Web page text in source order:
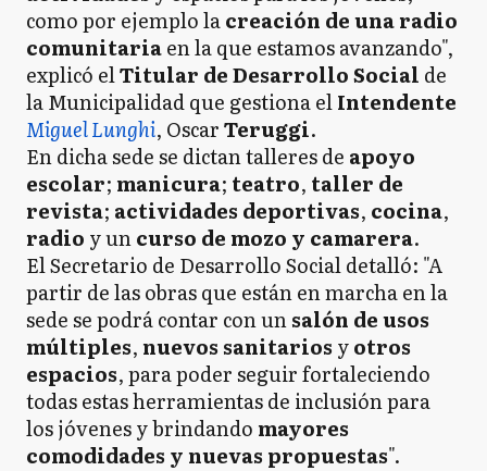
como por ejemplo lacreación de una radio
comunitariaen la que estamos avanzando",
explicó elTitular de Desarrollo Social de
la Municipalidad que gestiona elIntendente
Miguel Lunghi, OscarTeruggi.
En dicha sede se dictan talleres de apoyo
escolar; manicura; teatro, taller de
revista; actividades deportivas, cocina,
radio y uncurso de mozo y camarera.
El Secretario de Desarrollo Social detalló: "A
partir de las obras que están en marcha en la
sede se podrá contar con unsalón de usos
múltiples, nuevos sanitarios yotros
espacios, para poder seguir fortaleciendo
todas estas herramientas de inclusión para
los jóvenes y brindando mayores
comodidades y nuevas propuestas".